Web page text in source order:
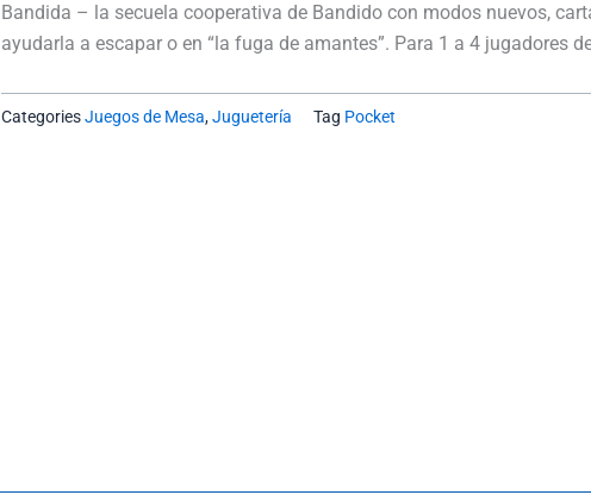
Bandida – la secuela cooperativa de Bandido con modos nuevos,
ayudarla a escapar o en “la fuga de amantes”. Para 1 a 4 jugadores
Buró
CategoriesJuegos de Mesa,Juguetería Tag Pocket